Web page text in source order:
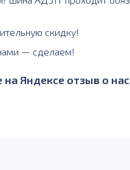
скидку!
— сделаем!
Яндексе отзыв о